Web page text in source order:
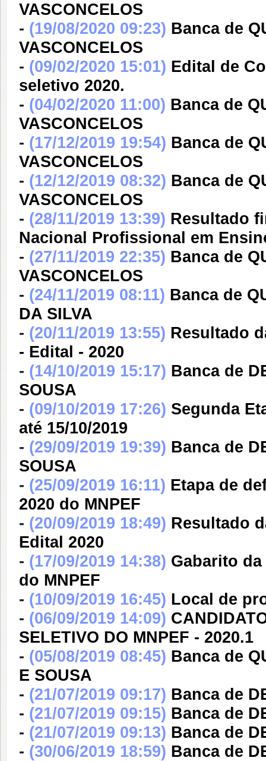
VASCONCELOS
- (19/08/2020 09:23) Banca de
VASCONCELOS
- (09/02/2020 15:01) Edital de
seletivo 2020.
- (04/02/2020 11:00) Banca de
VASCONCELOS
- (17/12/2019 19:54) Banca de
VASCONCELOS
- (12/12/2019 08:32) Banca de
VASCONCELOS
- (28/11/2019 13:39) Resultado
Nacional Profissional em
- (27/11/2019 22:35) Banca de
VASCONCELOS
- (24/11/2019 08:11) Banca de
DA SILVA
- (20/11/2019 13:55) Resultado
- Edital - 2020
- (14/10/2019 15:17) Banca de
SOUSA
- (09/10/2019 17:26) Segunda
até 15/10/2019
- (29/09/2019 19:39) Banca de
SOUSA
- (25/09/2019 16:11) Etapa de
2020 do MNPEF
- (20/09/2019 18:49) Resultado
Edital 2020
- (17/09/2019 14:38) Gabarito
do MNPEF
- (10/09/2019 16:45) Local de
- (06/09/2019 14:09)
SELETIVO DO MNPEF - 2020.1
- (05/08/2019 08:45) Banca de
E SOUSA
- (21/07/2019 09:17) Banca de
- (21/07/2019 09:15) Banca de
- (21/07/2019 09:13) Banca de
- (30/06/2019 18:59) Banca de